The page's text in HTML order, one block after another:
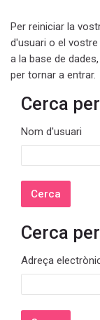
Per reiniciar la
d'usuari o el
a la base de
per tornar a entrar.
Cerca per
Cerca
Nom d'usuari
Cerca per
Cerca
Adreça